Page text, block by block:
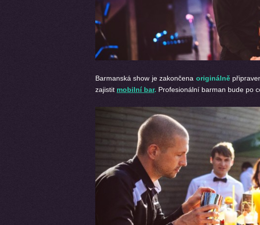
Barmanská show je zakončena originálně
zajistit mobilní bar. Profesionální barman bude po